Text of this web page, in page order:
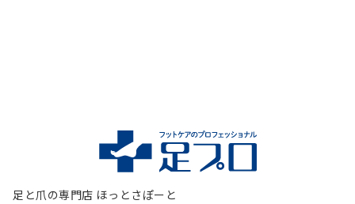
足と爪の専門店 ほっとさぽーと